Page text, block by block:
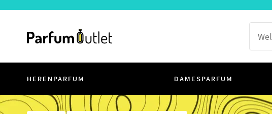
HERENPARFUM DAMESPARFUM